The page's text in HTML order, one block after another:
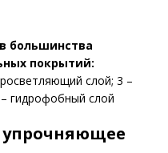
большинства
покрытий:
слой; 3 –
гидрофобный слой
упрочняющее